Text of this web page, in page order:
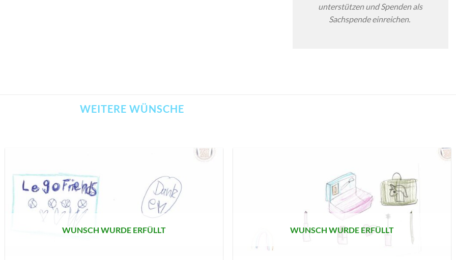
unterstützen und Spenden als
Sachspende einreichen.
WEITERE WÜNSCHE
AUF MEINE
MERKLISTE
SETZEN
WUNSCH WURDE ERFÜLLT
AUF MEINE
MERKLISTE
SETZEN
WUNSCH WURDE ERFÜLLT